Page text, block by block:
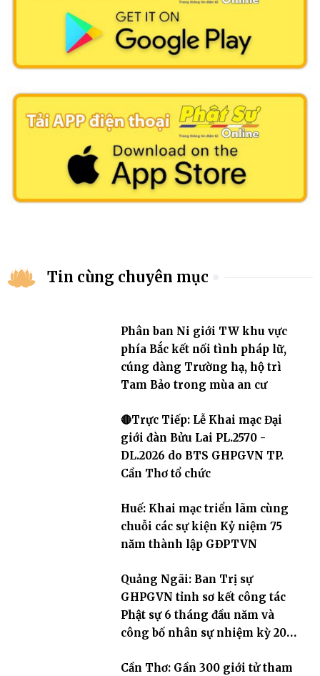
Tin cùng chuyên mục
Phân ban Ni giới TW khu vực
phía Bắc kết nối tình pháp lữ,
cúng dàng Trường hạ, hộ trì
Tam Bảo trong mùa an cư
🔴Trực Tiếp: Lễ Khai mạc Đại
giới đàn Bửu Lai PL.2570 -
DL.2026 do BTS GHPGVN TP.
Cần Thơ tổ chức
Huế: Khai mạc triển lãm cùng
chuỗi các sự kiện Kỷ niệm 75
năm thành lập GĐPTVN
Quảng Ngãi: Ban Trị sự
GHPGVN tỉnh sơ kết công tác
Phật sự 6 tháng đầu năm và
công bố nhân sự nhiệm kỳ 2026
Cần Thơ: Gần 300 giới tử tham